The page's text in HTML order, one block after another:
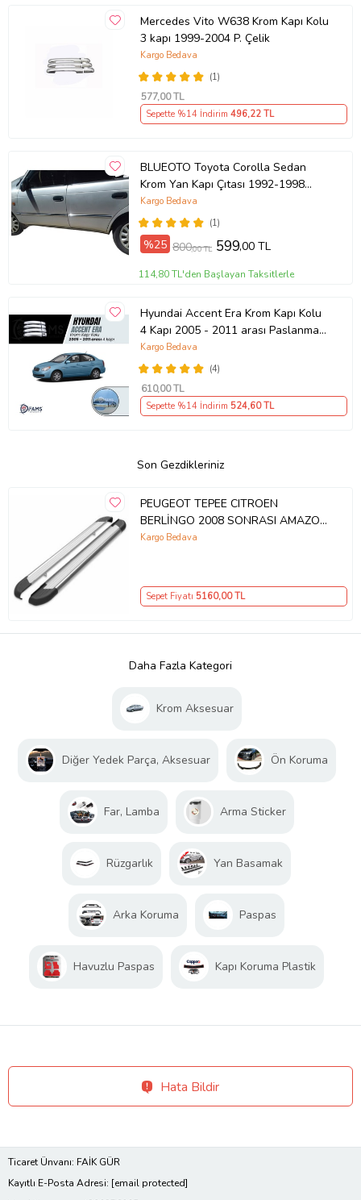
Mercedes Vito W638 Krom Kapı Kolu
3 kapı 1999-2004 P. Çelik
(1)
Kargo Bedava
577,00 TL
Sepette %14 İndirim 496,22 TL
BLUEOTO Toyota Corolla Sedan
Krom Yan Kapı Çıtası 1992-1998
Paslanmaz Çelik 6 Parça
(1)
Kargo Bedava
%25 800,00 TL 599,00 TL
114,80 TL'den Başlayan Taksitlerle
Hyundai Accent Era Krom Kapı Kolu
4 Kapı 2005 - 2011 arası Paslanmaz
Çelik
(4)
Kargo Bedava
610,00 TL
Sepette %14 İndirim 524,60 TL
Son Gezdikleriniz
PEUGEOT TEPEE CITROEN
BERLİNGO 2008 SONRASI AMAZON
YAN BASAMAK
Kargo Bedava
Sepet Fiyatı 5160,00 TL
Daha Fazla Kategori
Krom Aksesuar
Diğer Yedek Parça, Aksesuar Ön Koruma
Far, Lamba Arma Sticker
Rüzgarlık Yan Basamak
Arka Koruma Paspas
Havuzlu Paspas Kapı Koruma Plastik
Hata Bildir
Ticaret Ünvanı: FAİK GÜR
Kayıtlı E-Posta Adresi: [email protected]